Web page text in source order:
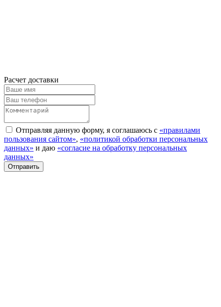
Расчет доставки
Отправляя данную форму, я соглашаюсь с «правилами
пользования сайтом», «политикой обработки персональных
данных» и даю «согласие на обработку персональных
данных»